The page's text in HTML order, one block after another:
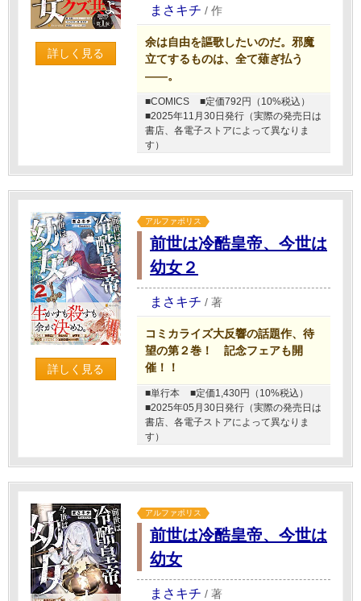
詳しく見る
まさキチ / 作
余は自由を謳歌したいのだ。邪魔
立てするものは、全て薙ぎ払う
――。
■COMICS
■定価792円（10%税込）
■2025年11月30日発行（実際の発売日は
書店、各電子ストアによって異なりま
す）
詳しく見る
アルファポリス
前世は冷酷皇帝、今世は
幼女２
まさキチ / 著
コミカライズ大反響の話題作、待
望の第２巻！ 記念フェアも開
催！！
■単行本
■定価1,430円（10%税込）
■2025年05月30日発行（実際の発売日は
書店、各電子ストアによって異なりま
す）
アルファポリス
前世は冷酷皇帝、今世は
幼女
まさキチ / 著